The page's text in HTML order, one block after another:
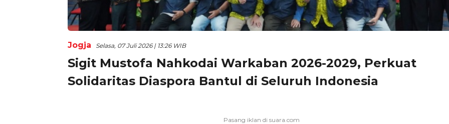
Jogja Selasa, 07 Juli 2026 | 13:26 WIB
Sigit Mustofa Nahkodai Warkaban 2026-2029, Perkuat
Solidaritas Diaspora Bantul di Seluruh Indonesia